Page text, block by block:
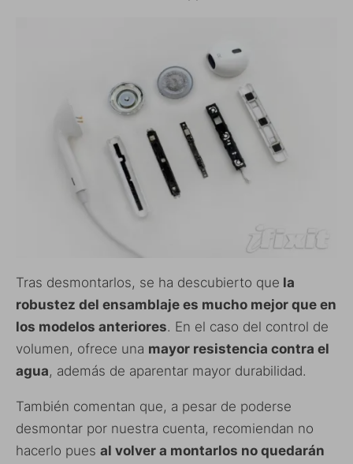
Tras desmontarlos, se ha descubierto que la
robustez del ensamblaje es mucho mejor que en
los modelos anteriores. En el caso del control de
volumen, ofrece una mayor resistencia contra el
agua, además de aparentar mayor durabilidad.
También comentan que, a pesar de poderse
desmontar por nuestra cuenta, recomiendan no
hacerlo pues al volver a montarlos no quedarán